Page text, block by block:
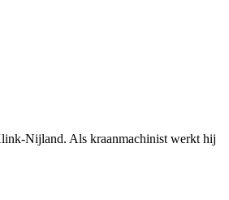
Nijland. Als kraanmachinist werkt hij